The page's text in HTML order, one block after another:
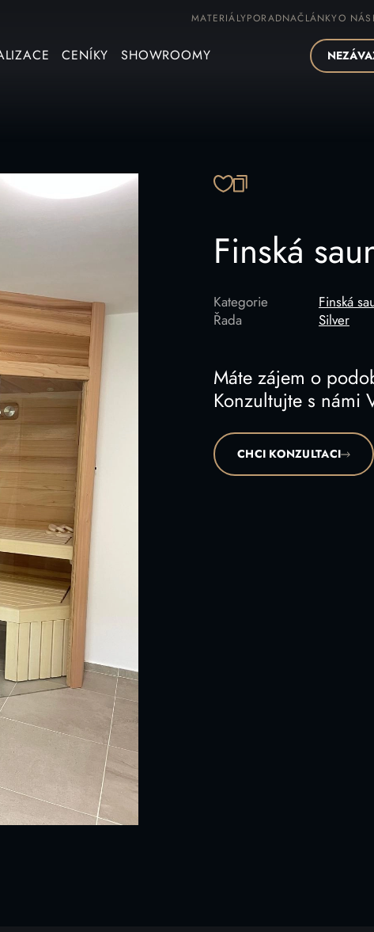
MATERIÁLYPORADNAČLÁNKYO NÁS
CENÍKY SHOWROOMY
ZKOPÍROVAT ODKAZ
Finská
Kategorie
Finská
Řada
Silver
Máte zájem o
Konzultujte s námi
CHCI KONZULTACI